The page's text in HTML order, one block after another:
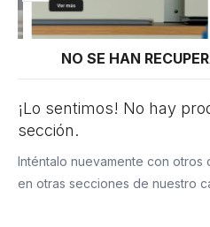
NO SE HAN
¡Lo sentimos! No hay
sección.
Inténtalo nuevamente con
en otras secciones de nuestro